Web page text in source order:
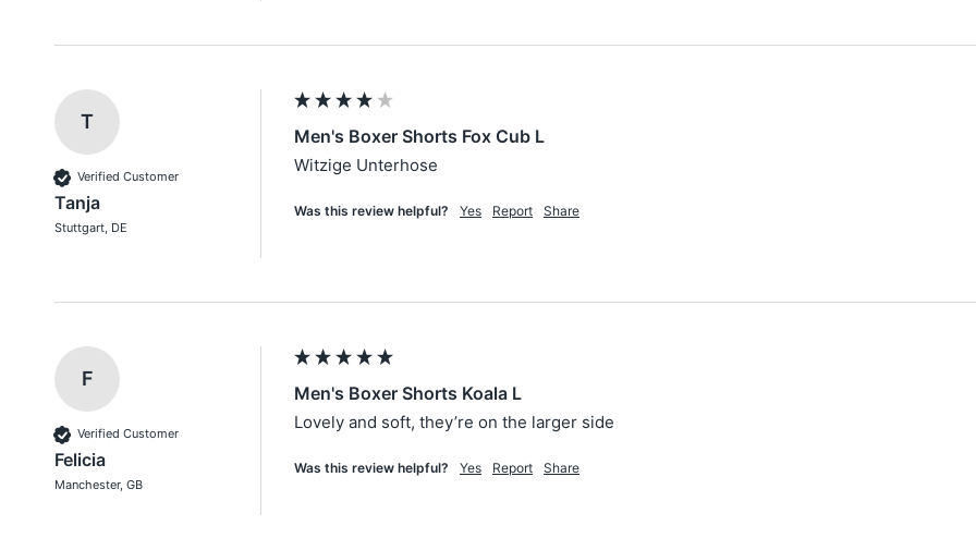
T
Verified Customer
Tanja
Stuttgart, DE
Men's Boxer Shorts Fox Cub L
Witzige Unterhose
Was this review helpful? Yes Report Share
F
Verified Customer
Felicia
Manchester, GB
Men's Boxer Shorts Koala L
Lovely and soft, they’re on the larger side
Was this review helpful? Yes Report Share